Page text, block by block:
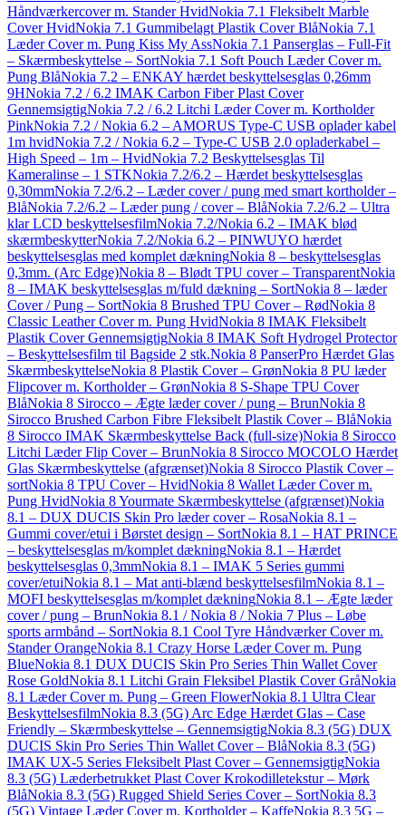
Håndværkercover m. Stander HvidNokia 7.1 Fleksibelt Marble
Cover HvidNokia 7.1 Gummibelagt Plastik Cover BlåNokia 7.1
Læder Cover m. Pung Kiss My AssNokia 7.1 Panserglas – Full-Fit
– Skærmbeskyttelse – SortNokia 7.1 Soft Pouch Læder Cover m.
Pung BlåNokia 7.2 – ENKAY hærdet beskyttelsesglas 0,26mm
9HNokia 7.2 / 6.2 IMAK Carbon Fiber Plast Cover
GennemsigtigNokia 7.2 / 6.2 Litchi Læder Cover m. Kortholder
PinkNokia 7.2 / Nokia 6.2 – AMORUS Type-C USB oplader kabel
1m hvidNokia 7.2 / Nokia 6.2 – Type-C USB 2.0 opladerkabel –
High Speed – 1m – HvidNokia 7.2 Beskyttelsesglas Til
Kameralinse – 1 STKNokia 7.2/6.2 – Hærdet beskyttelsesglas
0,30mmNokia 7.2/6.2 – Læder cover / pung med smart kortholder –
BlåNokia 7.2/6.2 – Læder pung / cover – BlåNokia 7.2/6.2 – Ultra
klar LCD beskyttelsesfilmNokia 7.2/Nokia 6.2 – IMAK blød
skærmbeskytterNokia 7.2/Nokia 6.2 – PINWUYO hærdet
beskyttelsesglas med komplet dækningNokia 8 – beskyttelsesglas
0,3mm. (Arc Edge)Nokia 8 – Blødt TPU cover – TransparentNokia
8 – IMAK beskyttelsesglas m/fuld dækning – SortNokia 8 – læder
Cover / Pung – SortNokia 8 Brushed TPU Cover – RødNokia 8
Classic Leather Cover m. Pung HvidNokia 8 IMAK Fleksibelt
Plastik Cover GennemsigtigNokia 8 IMAK Soft Hydrogel Protector
– Beskyttelsesfilm til Bagside 2 stk.Nokia 8 PanserPro Hærdet Glas
SkærmbeskyttelseNokia 8 Plastik Cover – GrønNokia 8 PU læder
Flipcover m. Kortholder – GrønNokia 8 S-Shape TPU Cover
BlåNokia 8 Sirocco – Ægte læder cover / pung – BrunNokia 8
Sirocco Brushed Carbon Fibre Fleksibelt Plastik Cover – BlåNokia
8 Sirocco IMAK Skærmbeskyttelse Back (full-size)Nokia 8 Sirocco
Litchi Læder Flip Cover – BrunNokia 8 Sirocco MOCOLO Hærdet
Glas Skærmbeskyttelse (afgrænset)Nokia 8 Sirocco Plastik Cover –
sortNokia 8 TPU Cover – HvidNokia 8 Wallet Læder Cover m.
Pung HvidNokia 8 Yourmate Skærmbeskyttelse (afgrænset)Nokia
8.1 – DUX DUCIS Skin Pro læder cover – RosaNokia 8.1 –
Gummi cover/etui i Børstet design – SortNokia 8.1 – HAT PRINCE
– beskyttelsesglas m/komplet dækningNokia 8.1 – Hærdet
beskyttelsesglas 0,3mmNokia 8.1 – IMAK 5 Series gummi
cover/etuiNokia 8.1 – Mat anti-blænd beskyttelsesfilmNokia 8.1 –
MOFI beskyttelsesglas m/komplet dækningNokia 8.1 – Ægte læder
cover / pung – BrunNokia 8.1 / Nokia 8 / Nokia 7 Plus – Løbe
sports armbånd – SortNokia 8.1 Cool Tyre Håndværker Cover m.
Stander OrangeNokia 8.1 Crazy Horse Læder Cover m. Pung
BlueNokia 8.1 DUX DUCIS Skin Pro Series Thin Wallet Cover
Rose GoldNokia 8.1 Litchi Grain Fleksibel Plastik Cover GråNokia
8.1 Læder Cover m. Pung – Green FlowerNokia 8.1 Ultra Clear
BeskyttelsesfilmNokia 8.3 (5G) Arc Edge Hærdet Glas – Case
Friendly – Skærmbeskyttelse – GennemsigtigNokia 8.3 (5G) DUX
DUCIS Skin Pro Series Thin Wallet Cover – BlåNokia 8.3 (5G)
IMAK UX-5 Series Fleksibelt Plast Cover – GennemsigtigNokia
8.3 (5G) Læderbetrukket Plast Cover Krokodilletekstur – Mørk
BlåNokia 8.3 (5G) Rugged Shield Series Cover – SortNokia 8.3
(5G) Vintage Læder Cover m. Kortholder – KaffeNokia 8.3 5G –